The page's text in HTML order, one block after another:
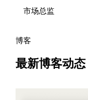
市场总监
博客
最新博客动态